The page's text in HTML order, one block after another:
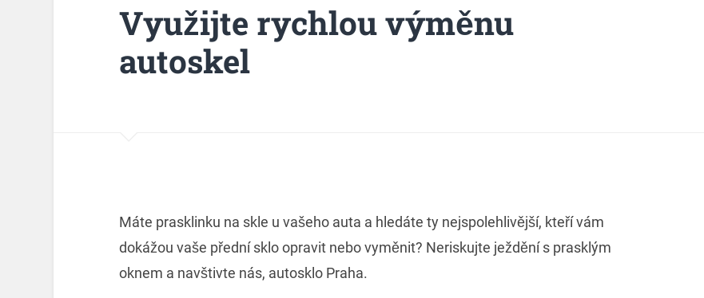
Využijte rychlou výměnu
autoskel
Máte prasklinku na skle u vašeho auta a hledáte ty nejspolehlivější, kteří vám
dokážou vaše přední sklo opravit nebo vyměnit? Neriskujte ježdění s prasklým
oknem a navštivte nás, autosklo Praha.